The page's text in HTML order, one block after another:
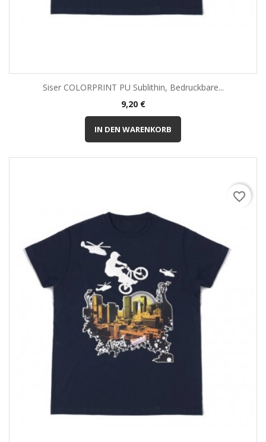
Siser COLORPRINT PU Sublithin, Bedruckbare...
Preis
9,20 €
IN DEN WARENKORB
favorite_border